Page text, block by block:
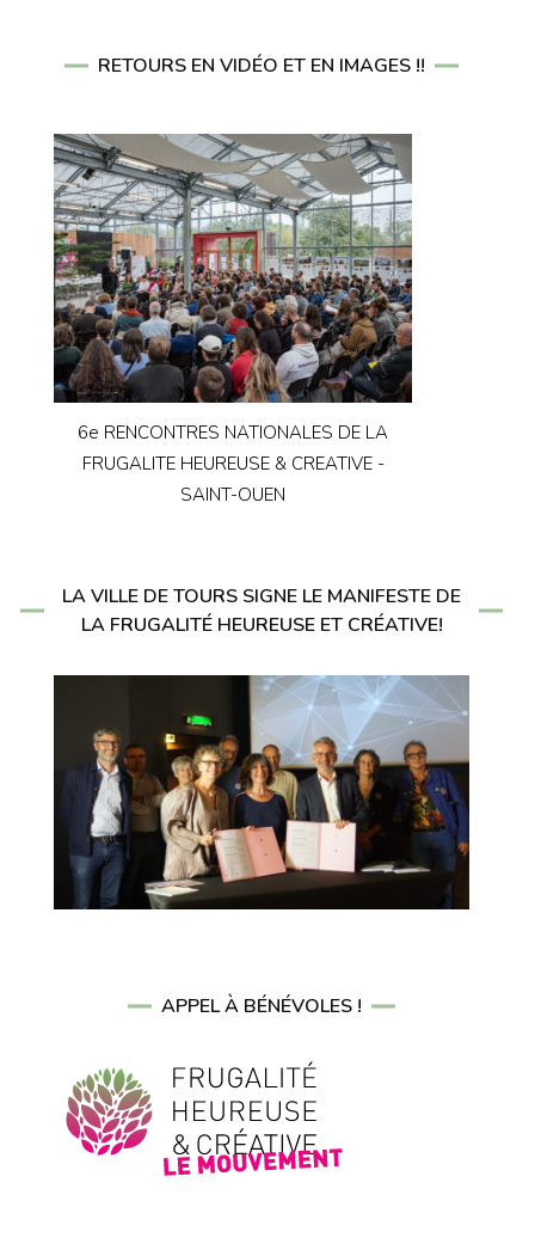
RETOURS EN VIDÉO ET EN IMAGES !!
6e RENCONTRES NATIONALES DE LA
FRUGALITE HEUREUSE & CREATIVE -
SAINT-OUEN
LA VILLE DE TOURS SIGNE LE MANIFESTE DE
LA FRUGALITÉ HEUREUSE ET CRÉATIVE!
APPEL À BÉNÉVOLES !